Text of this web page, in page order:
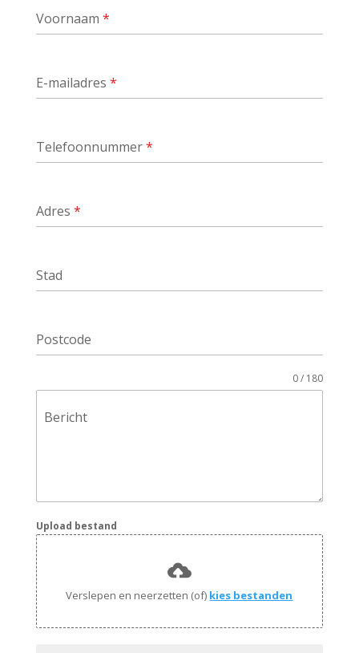
Voornaam *
E-mailadres *
Telefoonnummer*
Adres *
Stad
Postcode
Bericht
0 / 180
Upload bestand
Verslepen en neerzetten (of) kies bestanden